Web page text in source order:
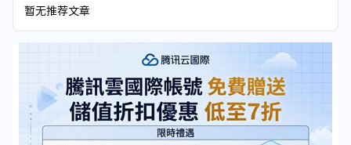
暂无推荐文章